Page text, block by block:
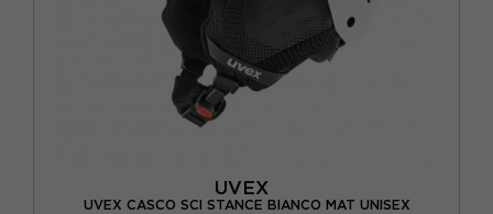
UVEX
UVEX CASCO SCI STANCE BIANCO MAT UNISEX